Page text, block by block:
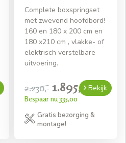
Complete boxspringset
met zwevend hoofdbord!
160 en 180 x 200 cm en
180 x210 cm , vlakke- of
elektrisch verstelbare
uitvoering.
2.230,- 1.895,-
Bespaar nu 335,00
Bekijk
Gratis bezorging &
montage!